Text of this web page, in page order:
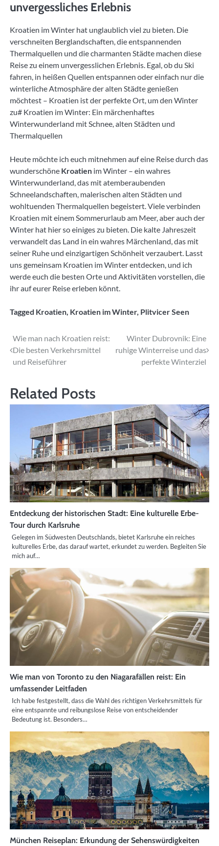
unvergessliches Erlebnis
Kroatien im Winter hat unglaublich viel zu bieten. Die
verschneiten Berglandschaften, die entspannenden
Thermalquellen und die charmanten Städte machen diese
Reise zu einem unvergesslichen Erlebnis. Egal, ob du Ski
fahren, in heißen Quellen entspannen oder einfach nur die
winterliche Atmosphäre der alten Städte genießen
möchtest – Kroatien ist der perfekte Ort, um den Winter
zu# Kroatien im Winter: Ein märchenhaftes
Winterwunderland mit Schnee, alten Städten und
Thermalquellen
Heute möchte ich euch mitnehmen auf eine Reise durch das
wunderschöne Kroatien im Winter – ein wahres
Winterwunderland, das mit atemberaubenden
Schneelandschaften, malerischen alten Städten und
wohltuenden Thermalquellen begeistert. Viele verbinden
Kroatien mit einem Sommerurlaub am Meer, aber auch der
Winter hat hier so einiges zu bieten. Die kalte Jahreszeit
verwandelt das Land in ein wahres Märchenland, das mit
seiner Ruhe und einzigartigen Schönheit verzaubert. Lasst
uns gemeinsam Kroatien im Winter entdecken, und ich
werde euch die besten Orte und Aktivitäten vorstellen, die
ihr auf eurer Reise erleben könnt.
Tagged Kroatien, Kroatien im Winter, Plitvicer Seen
Beitragsnavigation
Wie man nach Kroatien reist:
Die besten Verkehrsmittel
und Reiseführer
Winter Dubrovnik: Eine
ruhige Winterreise und das
perfekte Winterziel
Related Posts
Entdeckung der historischen Stadt: Eine kulturelle Erbe-
Tour durch Karlsruhe
Gelegen im Südwesten Deutschlands, bietet Karlsruhe ein reiches
kulturelles Erbe, das darauf wartet, erkundet zu werden. Begleiten Sie
mich auf…
Wie man von Toronto zu den Niagarafällen reist: Ein
umfassender Leitfaden
Ich habe festgestellt, dass die Wahl des richtigen Verkehrsmittels für
eine entspannte und reibungslose Reise von entscheidender
Bedeutung ist. Besonders…
München Reiseplan: Erkundung der Sehenswürdigkeiten